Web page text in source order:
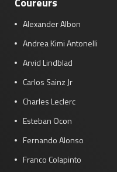
za 05:00 - 06:00
04 - 06 dec
za 15:00 - 16:00
zo 14:00 - 16:00
Alexander Albon
Andrea Kimi Antonelli
Arvid Lindblad
Carlos Sainz Jr
Charles Leclerc
Esteban Ocon
Fernando Alonso
Franco Colapinto